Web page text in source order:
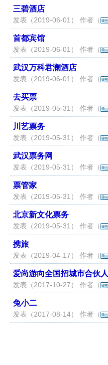
三碧酒店
发表（2019-06-01） 作者（
首都宾馆
发表（2019-06-01） 作者（
武汉万科君澜酒店
发表（2019-06-01） 作者（
去买票
发表（2019-05-31） 作者（
川艺票务
发表（2019-05-31） 作者（
武汉票务网
发表（2019-05-31） 作者（
票管家
发表（2019-05-31） 作者（
北京新文化票务
发表（2019-05-31） 作者（
携旅
发表（2019-04-17） 作者（
爱尚游向全国招城市合伙人
发表（2017-10-27） 作者（
兔小二
发表（2017-08-14） 作者（